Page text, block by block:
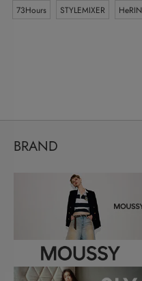
73Hours
STYLEMIXER
BRAND